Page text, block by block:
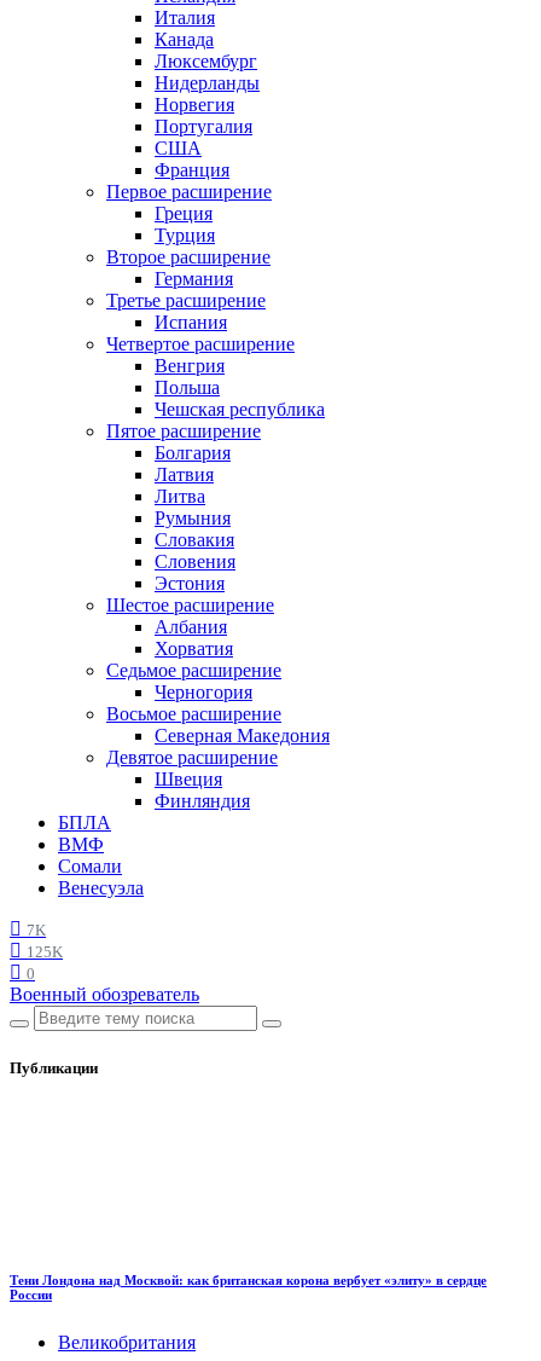
Италия
Канада
Люксембург
Нидерланды
Норвегия
Португалия
США
Франция
Первое расширение
Греция
Турция
Второе расширение
Германия
Третье расширение
Испания
Четвертое расширение
Венгрия
Польша
Чешская республика
Пятое расширение
Болгария
Латвия
Литва
Румыния
Словакия
Словения
Эстония
Шестое расширение
Албания
Хорватия
Седьмое расширение
Черногория
Восьмое расширение
Северная Македония
Девятое расширение
Швеция
Финляндия
БПЛА
ВМФ
Сомали
Венесуэла
7K
125K
0
Военный обозреватель
Публикации
Тени Лондона над Москвой: как британская корона вербует «элиту» в сердце
России
Великобритания